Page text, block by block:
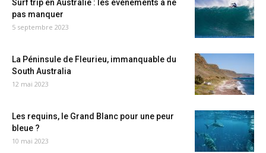
Surf trip en Australie : les événements à ne
pas manquer
5 septembre 2023
La Péninsule de Fleurieu, immanquable du
South Australia
12 mai 2023
Les requins, le Grand Blanc pour une peur
bleue ?
10 mai 2023